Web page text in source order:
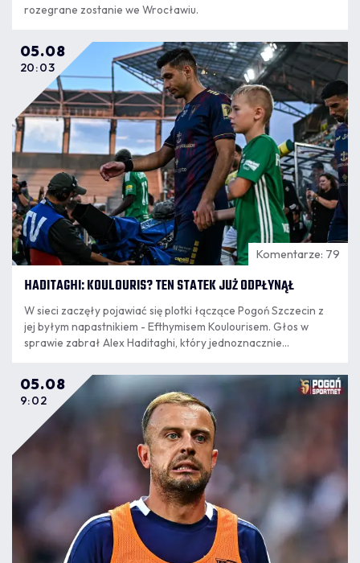
rozegrane zostanie we Wrocławiu.
05.08
20:03
Komentarze: 79
HADITAGHI: KOULOURIS? TEN STATEK JUŻ ODPŁYNĄŁ
W sieci zaczęły pojawiać się plotki łączące Pogoń Szczecin z
jej byłym napastnikiem - Efthymisem Koulourisem. Głos w
sprawie zabrał Alex Haditaghi, który jednoznacznie
05.08
9:02